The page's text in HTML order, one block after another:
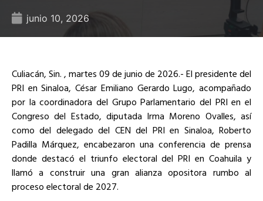
junio 10, 2026
Culiacán, Sin. , martes 09 de junio de 2026.- El presidente del
PRI en Sinaloa, César Emiliano Gerardo Lugo, acompañado
por la coordinadora del Grupo Parlamentario del PRI en el
Congreso del Estado, diputada Irma Moreno Ovalles, así
como del delegado del CEN del PRI en Sinaloa, Roberto
Padilla Márquez, encabezaron una conferencia de prensa
donde destacó el triunfo electoral del PRI en Coahuila y
llamó a construir una gran alianza opositora rumbo al
proceso electoral de 2027.